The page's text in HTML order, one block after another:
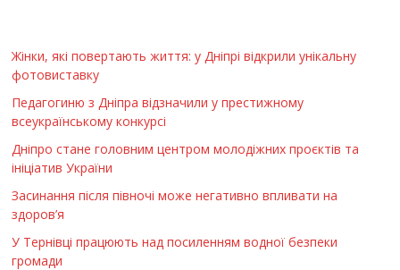
Жінки, які повертають життя: у Дніпрі відкрили унікальну
фотовиставку
Педагогиню з Дніпра відзначили у престижному
всеукраїнському конкурсі
Дніпро стане головним центром молодіжних проєктів та
ініціатив України
Засинання після півночі може негативно впливати на
здоров’я
У Тернівці працюють над посиленням водної безпеки
громади